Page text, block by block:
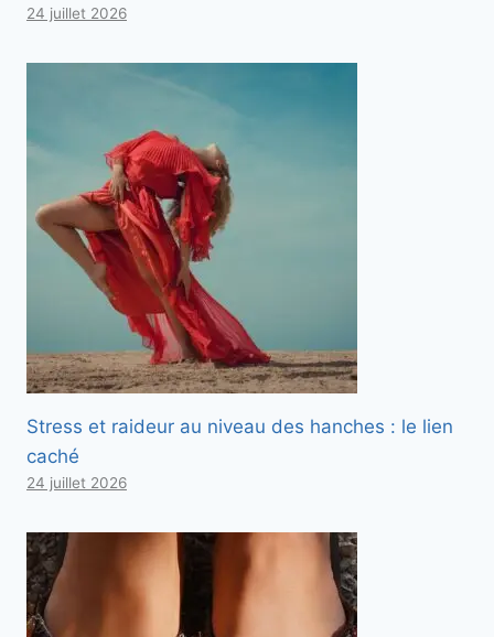
24 juillet 2026
Stress et raideur au niveau des hanches : le lien
caché
24 juillet 2026